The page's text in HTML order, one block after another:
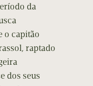
da
o capitão
raptado
dos seus